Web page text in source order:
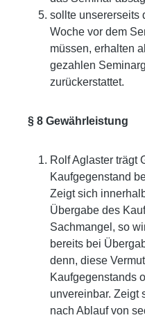
sollte unsererseits
Woche vor dem
müssen, erhalten
gezahlen
zurückerstattet.
§ 8 Gewährleistung
Rolf Aglaster trägt
Kaufgegenstand
Zeigt sich
Übergabe des
Sachmangel, so
bereits bei
denn, diese
Kaufgegenstands
unvereinbar. Zeigt
nach Ablauf von